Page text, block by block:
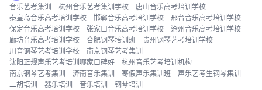
音乐艺考集训 杭州音乐艺考集训学校
唐山音乐高考培训学校
秦皇岛音乐高考培训学校
邯郸音乐高考培训学校
邢台音乐高考培训学校
保定音乐高考培训学校
张家口音乐高考培训学校
沧州音乐高考培训学校
廊坊音乐高考培训学校
合肥钢琴培训班
贵州钢琴艺考培训学校
川音钢琴艺考培训学校
南京钢琴艺考集训
沈阳正规声乐艺考培训哪家口碑好
杭州音乐艺考培训机构
南京钢琴艺考集训
济南音乐集训 寒假声乐集训班
声乐艺考生钢琴集训
二胡培训
器乐培训 音乐培训 钢琴培训